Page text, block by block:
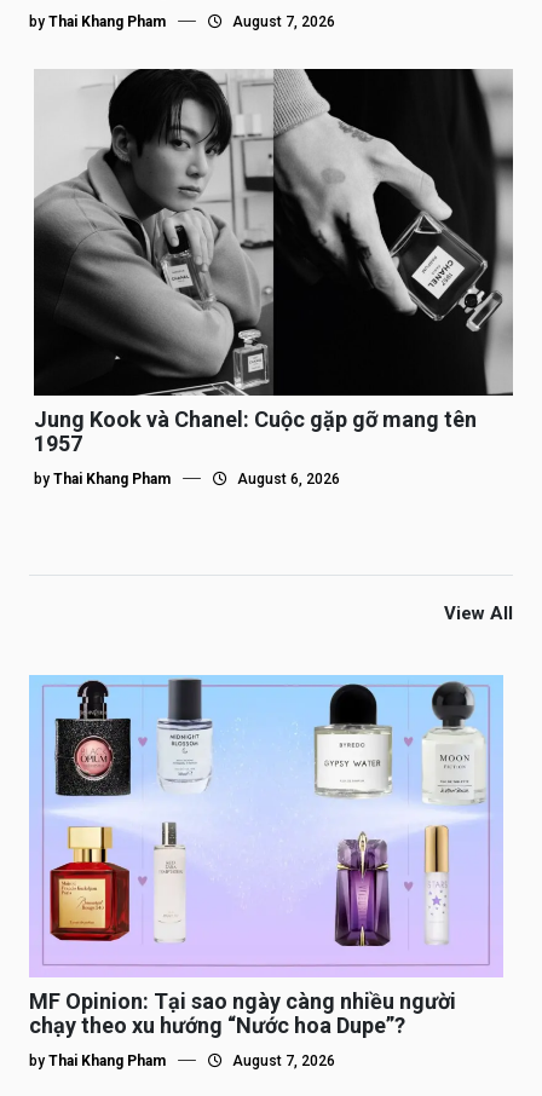
by Thai Khang Pham August 7, 2026
Jung Kook và Chanel: Cuộc gặp gỡ mang tên
1957
by Thai Khang Pham August 6, 2026
View All
MF Opinion: Tại sao ngày càng nhiều người
chạy theo xu hướng “Nước hoa Dupe”?
by Thai Khang Pham August 7, 2026